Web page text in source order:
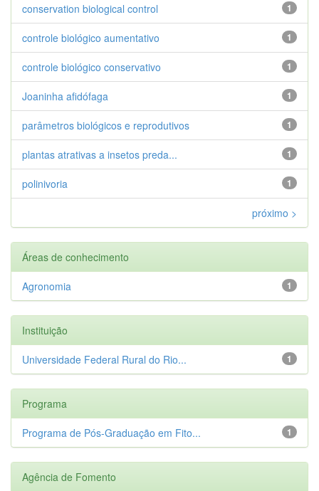
1
conservation biological control
1
controle biológico aumentativo
1
controle biológico conservativo
1
Joaninha afidófaga
1
parâmetros biológicos e reprodutivos
1
plantas atrativas a insetos preda...
1
polinivoria
próximo >
Áreas de conhecimento
1
Agronomia
Instituição
1
Universidade Federal Rural do Rio...
Programa
1
Programa de Pós-Graduação em Fito...
Agência de Fomento